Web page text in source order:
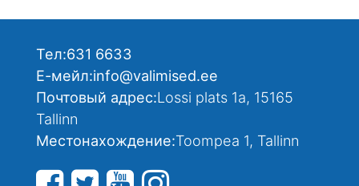
Тел:631 6633
Е-мейл:info@valimised.ee
Почтовый адрес:Lossi plats 1a, 15165
Tallinn
Местонахождение:Toompea 1, Tallinn